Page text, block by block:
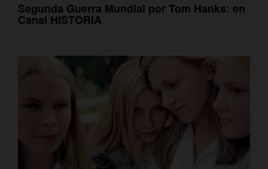
Segunda Guerra Mundial por Tom Hanks: en
Canal HISTORIA